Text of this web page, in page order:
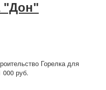
"Дон"
Горелка для
000 руб.